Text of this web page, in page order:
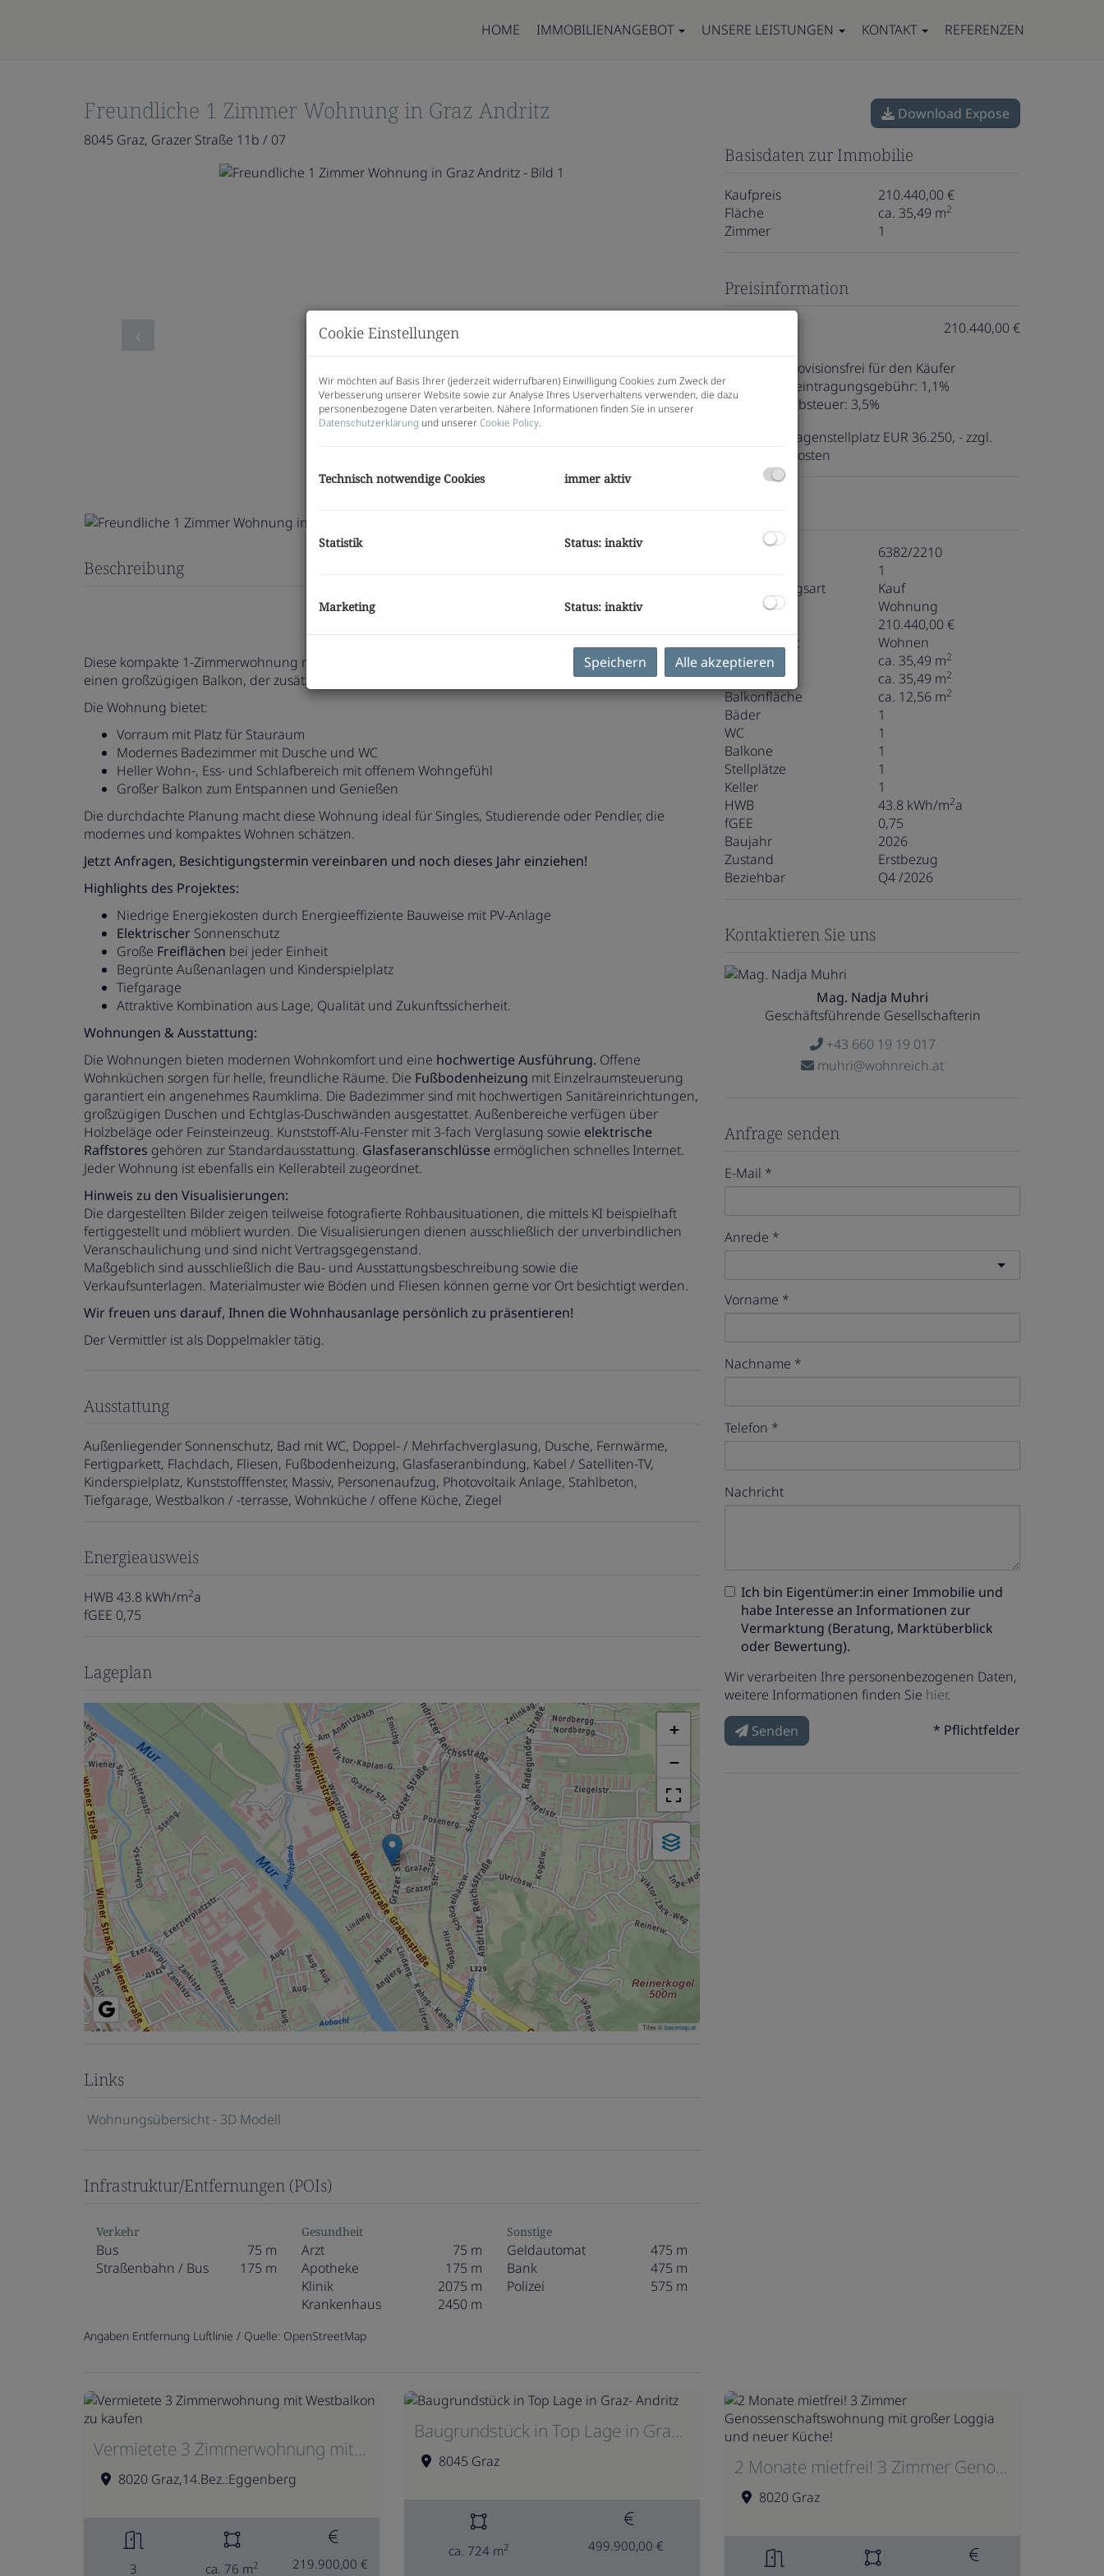
HOME IMMOBILIENANGEBOT UNSERE LEISTUNGEN KONTAKT REFERENZEN
Freundliche 1 Zimmer Wohnung in Graz Andritz
8045 Graz, Grazer Straße 11b / 07
Beschreibung
Diese kompakte 1-Zimmerwohnung mit ca. 35 m² überzeugt durch eine clevere Raumaufteilung und
einen großzügigen Balkon, der zusätzlichen Wohnraum im Freien schafft.
Die Wohnung bietet:
Vorraum mit Platz für Stauraum
Modernes Badezimmer mit Dusche und WC
Heller Wohn-, Ess- und Schlafbereich mit offenem Wohngefühl
Großer Balkon zum Entspannen und Genießen
Die durchdachte Planung macht diese Wohnung ideal für Singles, Studierende oder Pendler, die
modernes und kompaktes Wohnen schätzen.
Jetzt Anfragen, Besichtigungstermin vereinbaren und noch dieses Jahr einziehen!
Highlights des Projektes:
Niedrige Energiekosten durch Energieeffiziente Bauweise mit PV-Anlage
Elektrischer Sonnenschutz
Große Freiflächen bei jeder Einheit
Begrünte Außenanlagen und Kinderspielplatz
Tiefgarage
Attraktive Kombination aus Lage, Qualität und Zukunftssicherheit.
Wohnungen & Ausstattung:
Die Wohnungen bieten modernen Wohnkomfort und eine hochwertige Ausführung. Offene
Wohnküchen sorgen für helle, freundliche Räume. Die Fußbodenheizung mit Einzelraumsteuerung
garantiert ein angenehmes Raumklima. Die Badezimmer sind mit hochwertigen Sanitäreinrichtungen,
großzügigen Duschen und Echtglas-Duschwänden ausgestattet. Außenbereiche verfügen über
Holzbeläge oder Feinsteinzeug. Kunststoff-Alu-Fenster mit 3-fach Verglasung sowie elektrische
Raffstores gehören zur Standardausstattung. Glasfaseranschlüsse ermöglichen schnelles Internet.
Jeder Wohnung ist ebenfalls ein Kellerabteil zugeordnet.
Hinweis zu den Visualisierungen:
Die dargestellten Bilder zeigen teilweise fotografierte Rohbausituationen, die mittels KI beispielhaft
fertiggestellt und möbliert wurden. Die Visualisierungen dienen ausschließlich der unverbindlichen
Veranschaulichung und sind nicht Vertragsgegenstand.
Maßgeblich sind ausschließlich die Bau- und Ausstattungsbeschreibung sowie die
Verkaufsunterlagen. Materialmuster wie Böden und Fliesen können gerne vor Ort besichtigt werden.
Wir freuen uns darauf, Ihnen die Wohnhausanlage persönlich zu präsentieren!
Der Vermittler ist als Doppelmakler tätig.
Ausstattung
Außenliegender Sonnenschutz Bad mit WC Doppel- / Mehrfachverglasung Dusche Fernwärme
Fertigparkett Flachdach Fliesen Fußbodenheizung Glasfaseranbindung Kabel / Satelliten-TV
Kinderspielplatz Kunststofffenster Massiv Personenaufzug Photovoltaik Anlage Stahlbeton
Tiefgarage Westbalkon / -terrasse Wohnküche / offene Küche Ziegel
Energieausweis
HWB 43.8 kWh/m2a
fGEE 0,75
Lageplan
+
−
Tiles ©basemap.at
Links
Wohnungsübersicht - 3D Modell
Infrastruktur/Entfernungen (POIs)
Verkehr
Bus
75 m
Straßenbahn / Bus
175 m
Gesundheit
Arzt
75 m
Apotheke
175 m
Klinik
2075 m
Krankenhaus
2450 m
Sonstige
Geldautomat
475 m
Bank
475 m
Polizei
575 m
Angaben Entfernung Luftlinie / Quelle: OpenStreetMap
Download Expose
Basisdaten zur Immobilie
Kaufpreis
210.440,00 €
Fläche
ca. 35,49 m2
Zimmer 1
Preisinformation
210.440,00 €
Provisionsfrei für den Käufer
Grundbucheintragungsgebühr: 1,1%
Grunderwerbsteuer: 3,5%
zzgl. Tiefgaragenstellplatz EUR 36.250, - zzgl.
Kaufnebenkosten
Objektnr.
6382/2210
1
Vermarktungsart
Kauf
Objektart
Wohnung
210.440,00 €
Nutzungsart
Wohnen
Fläche
ca. 35,49 m2
Wohnfläche ca. 35,49 m2
Balkonfläche ca. 12,56 m2
Bäder
1
WC
1
Balkone
1
Stellplätze
1
Keller
1
HWB
43.8 kWh/m2a
fGEE
0,75
Baujahr
2026
Zustand
Erstbezug
Beziehbar
Q4 /2026
Kontaktieren Sie uns
Mag. Nadja Muhri
Geschäftsführende Gesellschafterin
+43 660 19 19 017
muhri@wohnreich.at
Anfrage senden
E-Mail
Anrede
Vorname
Nachname
Telefon
Nachricht
Ich bin Eigentümer:in einer Immobilie und
habe Interesse an Informationen zur
Vermarktung (Beratung, Marktüberblick
oder Bewertung).
Wir verarbeiten Ihre personenbezogenen Daten,
weitere Informationen finden Sie hier.
Senden
* Pflichtfelder
Vermietete 3 Zimmerwohnung mit Westbalkon zu kaufen
8020 Graz,14.Bez.:Eggenberg
3 ca. 76 m2 219.900,00 €
Baugrundstück in Top Lage in Graz- Andritz
8045 Graz
ca. 724 m2 499.900,00 €
2 Monate mietfrei! 3 Zimmer Genossenschaftswohnung mit großer Loggia und neuer Küche!
8020 Graz
Cookie Einstellungen
Wir möchten auf Basis Ihrer (jederzeit widerrufbaren) Einwilligung Cookies zum Zweck der
Verbesserung unserer Website sowie zur Analyse Ihres Userverhaltens verwenden, die dazu
personenbezogene Daten verarbeiten. Nähere Informationen finden Sie in unserer
Datenschutzerklärung und unsererCookie Policy.
Technisch notwendige Cookies immer aktiv
Statistik Status: inaktiv
Marketing Status: inaktiv
Speichern Alle akzeptieren